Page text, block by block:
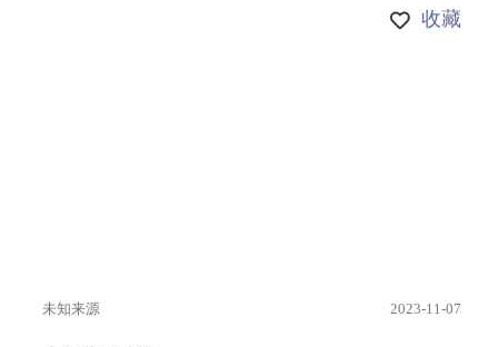
收藏
未知来源 2023-11-07